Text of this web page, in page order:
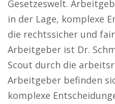
Gesetzeswelt.
in der Lage, komplexe
die rechtssicher und
Arbeitgeber ist Dr.
Scout durch die
Arbeitgeber befinden
komplexe